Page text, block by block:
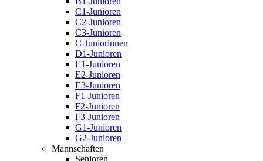
C1-Junioren
C2-Junioren
C3-Junioren
C-Juniorinnen
D1-Junioren
E1-Junioren
E2-Junioren
E3-Junioren
F1-Junioren
F2-Junioren
F3-Junioren
G1-Junioren
G2-Junioren
Mannschaften
Senioren